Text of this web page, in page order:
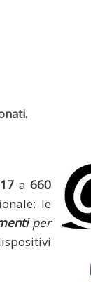
a660
le
per